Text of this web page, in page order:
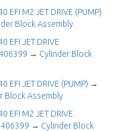
EFI M2 JET DRIVE (PUMP)
Block Assembly
EFI JET DRIVE
→ Cylinder Block
EFI JET DRIVE (PUMP) →
Block Assembly
EFI M2 JET DRIVE
→ Cylinder Block